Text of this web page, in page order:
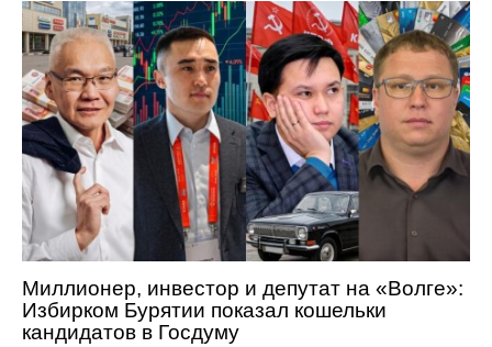
Миллионер, инвестор и депутат на «Волге»:
Избирком Бурятии показал кошельки
кандидатов в Госдуму